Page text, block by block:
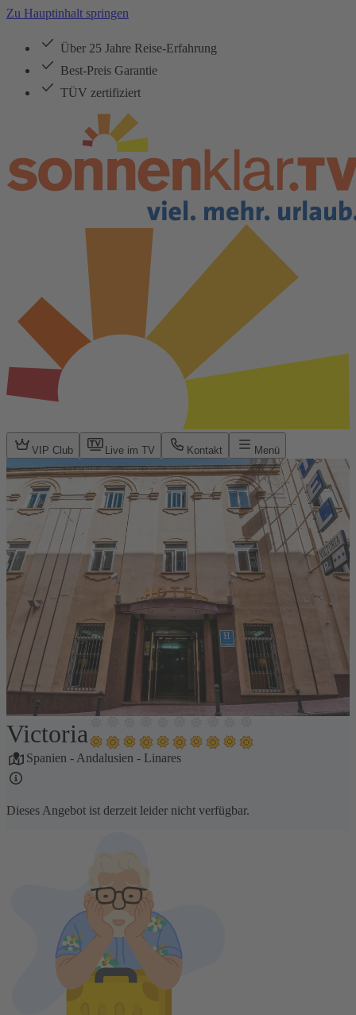
Zu Hauptinhalt springen
Über 25 Jahre Reise-Erfahrung
Best-Preis Garantie
TÜV zertifiziert
VIP Club Live im TV Kontakt Menü
Victoria
Spanien -Andalusien - Linares
Dieses Angebot ist derzeit leider nicht verfügbar.